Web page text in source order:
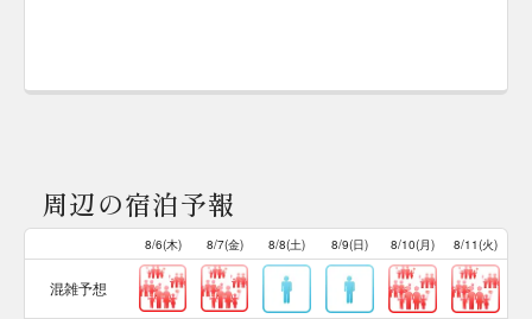
周辺の宿泊予報
8/6(木) 8/7(金) 8/8(土) 8/9(日) 8/10(月) 8/11(火)
混雑予想